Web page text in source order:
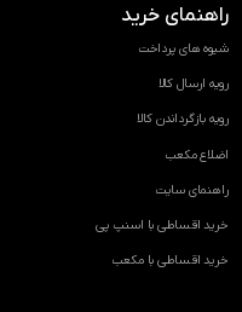
راهنمای خرید
شیوه های پرداخت
رویه ارسال کالا
رویه بازگرداندن کالا
اضلاع مکعب
راهنمای سایت
خرید اقساطی با اسنپ پی
خرید اقساطی با مکعب